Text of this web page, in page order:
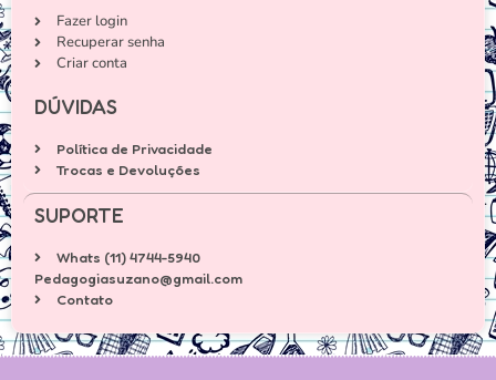
Fazer login
Recuperar senha
Criar conta
DÚVIDAS
Política de Privacidade
Trocas e Devoluções
SUPORTE
Whats (11) 4744-5940
Pedagogiasuzano@gmail.com
Contato